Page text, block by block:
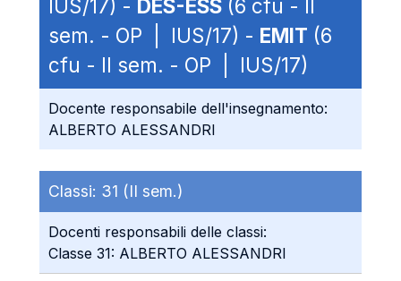
IUS/17) - DES-ESS (6 cfu - II
sem. - OP | IUS/17) - EMIT (6
cfu - II sem. - OP | IUS/17)
Docente responsabile dell'insegnamento:
ALBERTO ALESSANDRI
Classi: 31 (II sem.)
Docenti responsabili delle classi:
Classe 31: ALBERTO ALESSANDRI